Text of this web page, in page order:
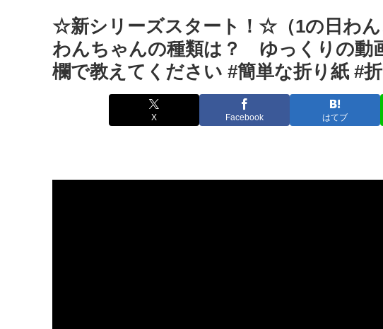
☆新シリーズスタート！☆（1の日わ
わんちゃんの種類は？ ゆっくりの動
欄で教えてください #簡単な折り紙 #
X Facebook はてブ